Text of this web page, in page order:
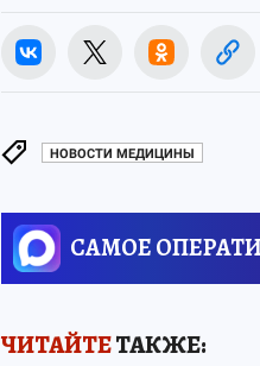
НОВОСТИ МЕДИЦИНЫ
САМОЕ
ЧИТАЙТЕТАКЖЕ: